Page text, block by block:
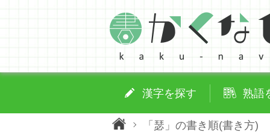
漢字を探す 熟語
「瑟」の書き順(書き方)